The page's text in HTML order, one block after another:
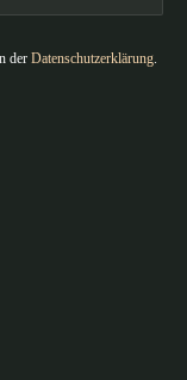
der Datenschutzerklärung.